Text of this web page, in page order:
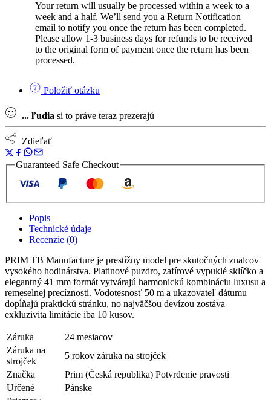
Your return will usually be processed within a week to a
week and a half. We’ll send you a Return Notification
email to notify you once the return has been completed.
Please allow 1-3 business days for refunds to be received
to the original form of payment once the return has been
processed.
Položiť otázku
... ľudia si to práve teraz prezerajú
Zdieľať
Guaranteed Safe Checkout
Popis
Technické údaje
Recenzie (0)
PRIM TB Manufacture je prestížny model pre skutočných znalcov
vysokého hodinárstva. Platinové puzdro, zafírové vypuklé sklíčko a
elegantný 41 mm formát vytvárajú harmonickú kombináciu luxusu a
remeselnej precíznosti. Vodotesnosť 50 m a ukazovateľ dátumu
dopĺňajú praktickú stránku, no najväčšou devízou zostáva
exkluzivita limitácie iba 10 kusov.
Záruka
24 mesiacov
Záruka na
strojček
5 rokov záruka na strojček
Značka
Prim (Česká republika) Potvrdenie pravosti
Určené
Pánske